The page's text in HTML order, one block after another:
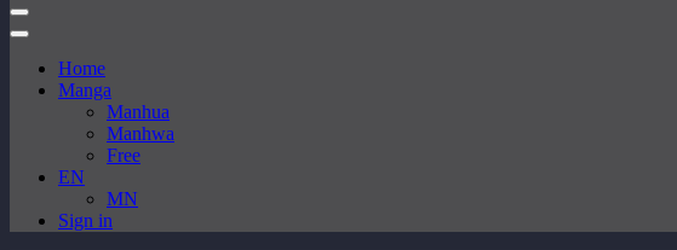
Home
Manga
Manhua
Manhwa
Free
EN
MN
Sign in